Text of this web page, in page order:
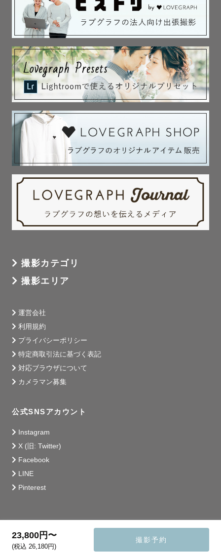
23,800円〜
(税込 26,180円)
撮影予約
撮影カテゴリ
撮影エリア
運営会社
利用規約
プライバシーポリシー
特定商取引法に基づく表記
対応ブラウザについて
カメラマン募集
公式SNSアカウント
Instagram
X (旧: Twitter)
Facebook
LINE
Pinterest